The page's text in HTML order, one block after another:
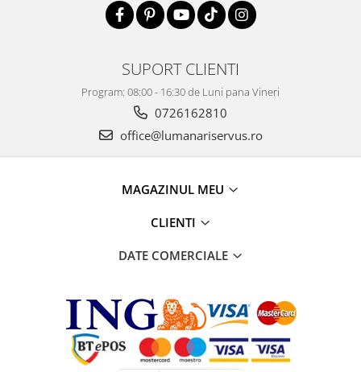
SUPORT CLIENTI
Program: 08:00 - 16:30 de Luni pana Vineri
0726162810
office@lumanariservus.ro
MAGAZINUL MEU
CLIENTI
DATE COMERCIALE